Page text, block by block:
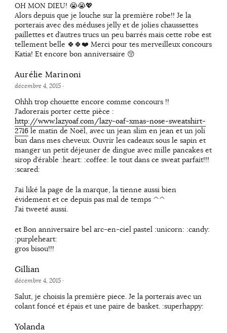
OH MON DIEU! 😭😭💖
Alors depuis que je louche sur la première robe!! Je la
porterais avec des méduses jelly et de jolies chaussettes
paillettes et d’autres trucs un peu barrés mais cette robe est
tellement belle 🍀🍀❤️ Merci pour tes merveilleux concours
Katia! Et encore bon anniversaire 😚
Aurélie Marinoni
décembre 4, 2015·
Ohhh trop chouette encore comme concours !!
J’adorerais porter cette pièce :
http://www.lazyoaf.com/lazy-oaf-xmas-nose-sweatshirt-
2716le matin de Noël, avec un jean slim en jean et un joli
bun dans mes cheveux. Ouvrir les cadeaux sous le sapin et
manger un petit déjeuner de dingue avec mille pancakes et
sirop d’érable :heart: :coffee: le tout dans ce sweat parfait!!!
:scared:
J’ai liké la page de la marque, la tienne aussi bien
évidement et ce depuis pas mal de temps ^^
J’ai tweeté aussi.
et Bon anniversaire bel arc-en-ciel pastel :unicorn: :candy:
:purpleheart:
gros bisou!!!
Gillian
décembre 4, 2015·
Salut, je choisis la première piece. Je la porterais avec un
colant foncé et épais et une paire de basket. :superhappy:
Yolanda